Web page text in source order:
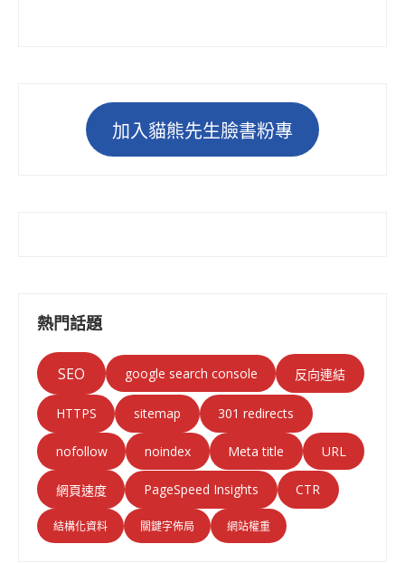
加入貓熊先生臉書粉專
熱門話題
SEO google search console 反向連結
HTTPS sitemap 301 redirects
nofollow noindex Meta title URL
網頁速度 PageSpeed Insights CTR
結構化資料 關鍵字佈局 網站權重